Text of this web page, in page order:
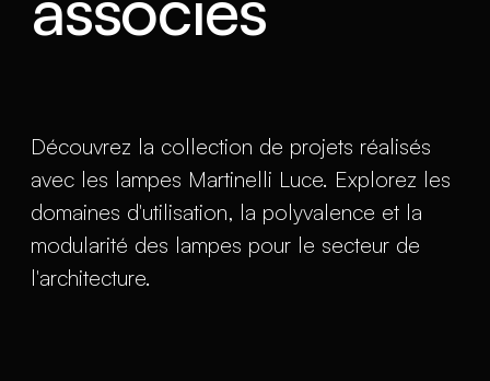
Découvrez la collection de projets réalisés
avec les lampes Martinelli Luce. Explorez les
domaines d'utilisation, la polyvalence et la
modularité des lampes pour le secteur de
l'architecture.